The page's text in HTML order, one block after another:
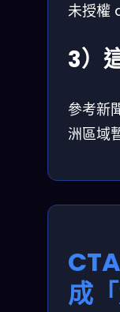
未授權
3）
參考新
洲區域
成